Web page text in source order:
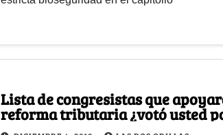
Lista de congresistas que
reforma tributaria ¿votó usted
alguno de ellos?